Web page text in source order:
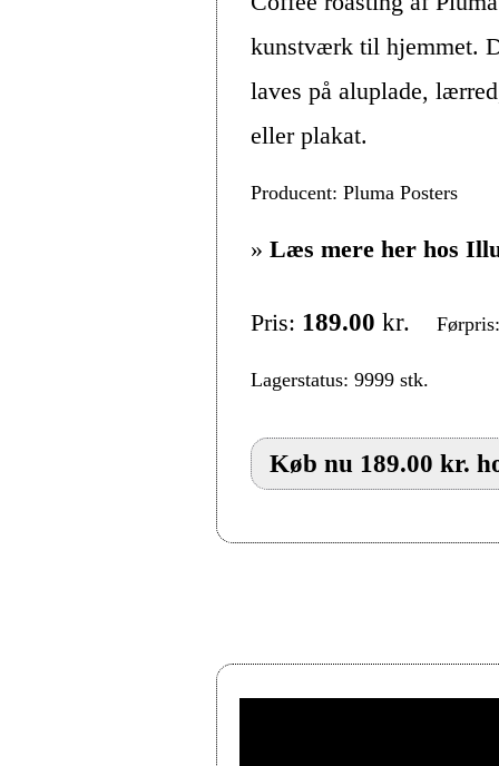
kunstværk til hjemmet.
laves på aluplade,
eller plakat.
Producent: Pluma Posters
» Læs mere her hos
Pris: 189.00 kr.
Lagerstatus: 9999 stk.
Køb nu 189.00 kr.